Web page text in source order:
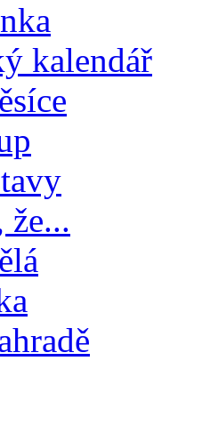
kalendář
že...